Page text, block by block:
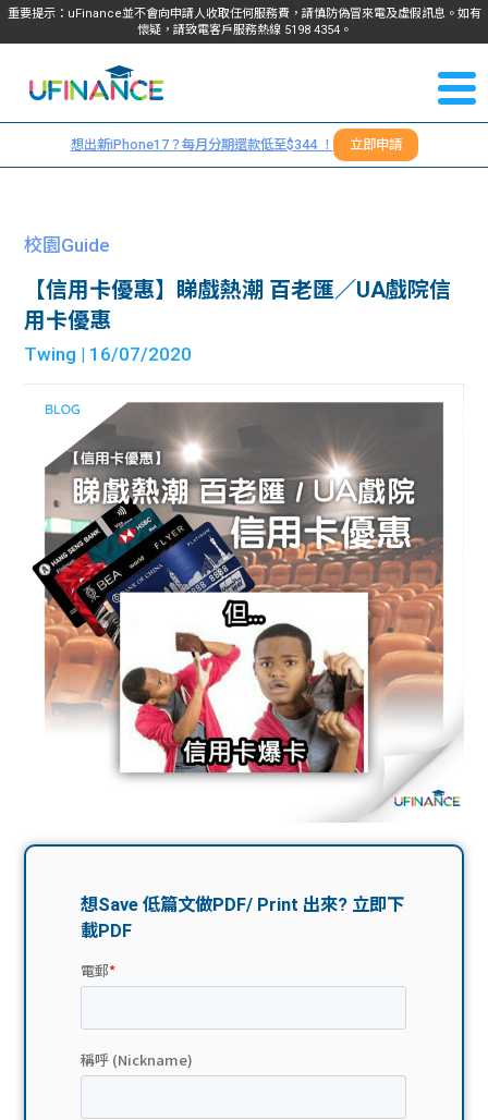
重要提示：uFinance並不會向申請人收取任何服務費，請慎防偽冒來電及虛假訊息。如有
懷疑，請致電客戶服務熱線 5198 4354。
我們
服務
計算
機
故事
分享
大學
貸款
Blog
大專
生筍
介
搵工
Gui
ge
常見
問題
學生
福利
uFina
nce
校園
聯絡
我們
們
＋
想出新iPhone17？每月分期還款低至$344 ！ 立即申請
校園Guide
【信用卡優惠】睇戲熱潮 百老匯／UA戲院信
用卡優惠
Twing | 16/07/2020